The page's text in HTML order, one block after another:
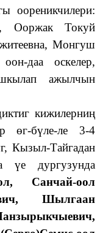
оореникчилери:
Ооржак Токуй
Монгуш
даа оскелер,
ажылчын
кижилерниң
өг-бүле-ле 3-4
Кызыл-Тайгадан
үе дургузунда
Санчай-оол
Шылгаан